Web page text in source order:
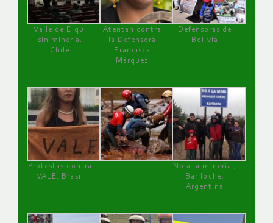
Valle de Elqui
sin minería.
Chile
Atentan contra
la Defensora
Francisca
Márquez
Defensoras de
Bolivia
Protestas contra
VALE, Brasil
No a la minería ,
Bariloche,
Argentina